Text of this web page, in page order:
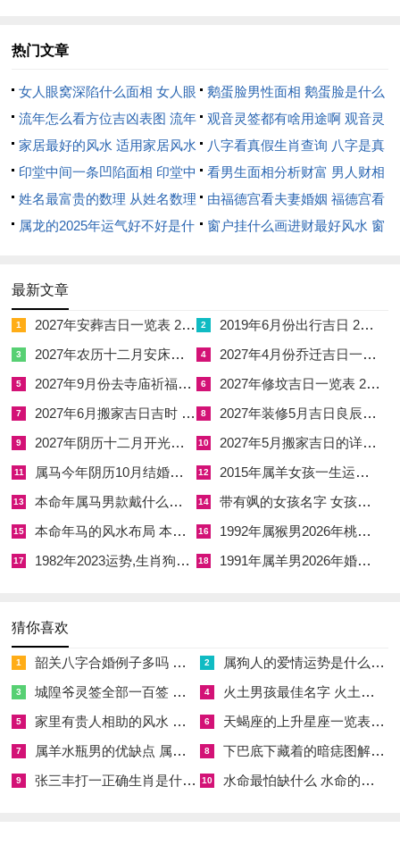
火安神。
2026年4月28日，农历三月十二，干支丙午年壬辰月壬申日；此
日值神金匮，黄道吉辰，建除十二神为定日，宜祈福，沐浴、纳
畜，安葬、祭祀，入殓、破土，求嗣、斋醮，忌嫁娶，出行、移
徙，入宅、安床。
壬申日天干壬水坐申金长生之地。金生水旺，与月柱壬辰同气连
枝，水势连绵不绝；沐浴之时金水相涵，可洗去暮春烦躁，安定
贵人暗助、口舌消散。
冲煞方面此日冲虎煞南。属虎之人宜避申时沐浴，或于浴前先焚
檀香一枝以安神定气，吉时取巳时，午时、未时，酉时酉时金气
最旺，金生水势倍增，沐浴后肌肤光泽，神采奕奕，命主若从事
2026年4月30日，农历三月十四，干支丙午年壬辰月甲戌日。此
日值神白虎，黑道，建除十二神为破日；宜祭祀，沐浴、解除，
求医、治病，破屋、坏垣，忌祈福，斋醮、开市，安葬；甲戌日
若有陈年旧疾或反复不愈之患，择此日沐浴并配合中药浴，药力
可随水气渗入筋骨，冲煞方面此日冲龙煞北，属龙之人宜避戌时
沐浴，或于浴前以盐水漱口以清口腔之浊气。
吉时取巳时、午时、未时午时火旺土燥。沐浴水温宜略凉以平
衡。命主若八字土重木弱，此日甲木疏土，沐浴后可借木气生发
之力舒展胸怀。
热门文章
女人眼窝深陷什么面相 女人眼
窝深陷是短命相吗
鹅蛋脸男性面相 鹅蛋脸是什么
脸型男性
流年怎么看方位吉凶表图 流年
位置怎么看
观音灵签都有啥用途啊 观音灵
签全部签签词
家居最好的风水 适用家居风水
八字看真假生肖查询 八字是真
还是假
印堂中间一条凹陷面相 印堂中
间有条线沟好不好
看男生面相分析财富 男人财相
从哪里看
姓名最富贵的数理 从姓名数理
看富豪
由福德宫看夫妻婚姻 福德宫看
配偶生肖
属龙的2025年运气好不好是什
2025年属龙人的全年运势
窗户挂什么画进财最好风水 窗
最新文章
1 2027年安葬吉日一览表 2027年12月安葬吉日一览表 2 2019年6月份出行吉日 2027年6月出行吉日一览表
3 2027年农历十二月安床吉日 2027年正月安床吉日吉时查询 4 2027年4月份乔迁吉日一览表 2027年4月乔迁吉日吉时查询
5 2027年9月份去寺庙祈福的日子 2027年5月去寺庙吉日一览表 6 2027年修坟吉日一览表 2027年农历2月修坟吉日一览表
7 2027年6月搬家吉日吉时 2027年农历6月搬家吉日一览表 8 2027年装修5月吉日良辰查询表 2027年农历5月装修吉日一览表
9 2027年阴历十二月开光吉日 2027年12月开光吉日一览表 10 2027年5月搬家吉日的详细解释 2027年5月搬家吉日吉时查询
11 属马今年阴历10月结婚好吗 属马还有几年本命年结婚呢好吗 12 2015年属羊女孩一生运势 2015年属羊女2026年健康运好吗
13 本命年属马男款戴什么财神 本命年属马男士戴什么好一点 14 带有飒的女孩名字 女孩取名字带飒字有什么名字好听
15 本命年马的风水布局 本命年马的佛像怎么摆放 16 1992年属猴男2026年桃花运 1992年属猴男2026年感情运如何
17 1982年2023运势,生肖狗1982年2023运势 18 1991年属羊男2026年婚姻运势 1991年属羊男2026年感情运如何
猜你喜欢
1 韶关八字合婚例子多吗 韶关八字测风水 2 属狗人的爱情运势是什么意思 属狗的人爱情观
3 城隍爷灵签全部一百签 城隍爷灵签解签大全 4 火土男孩最佳名字 火土属性的字男孩名字有哪些
5 家里有贵人相助的风水 家里有贵人是什么意思 6 天蝎座的上升星座一览表 天蝎座的上升星座查询
7 属羊水瓶男的优缺点 属羊水瓶座男生性格爱情观 8 下巴底下藏着的暗痣图解 下巴尖底下有痣代表什么
9 张三丰打一正确生肖是什么意思 张三丰是指什么生肖 10 水命最怕缺什么 水命的人忌什么